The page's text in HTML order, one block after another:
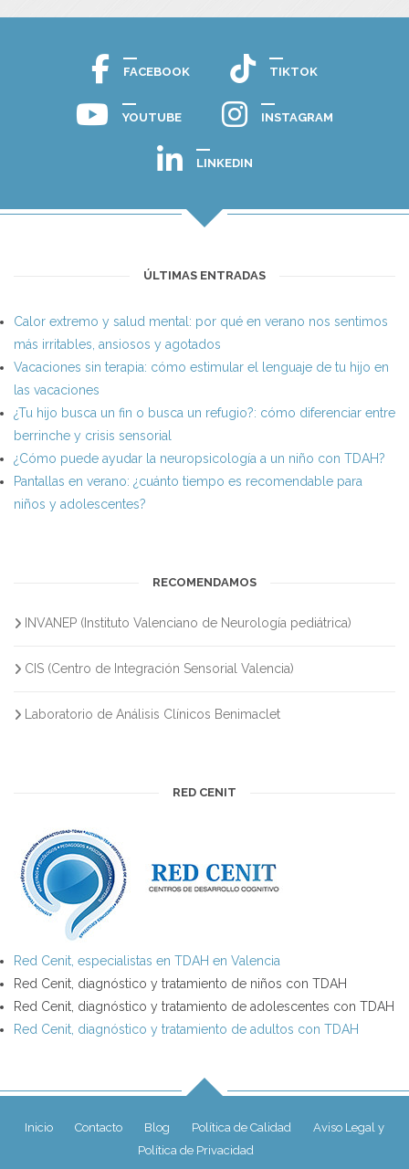
FACEBOOK TIKTOK
YOUTUBE INSTAGRAM
LINKEDIN
ÚLTIMAS ENTRADAS
Calor extremo y salud mental: por qué en verano nos sentimos
más irritables, ansiosos y agotados
Vacaciones sin terapia: cómo estimular el lenguaje de tu hijo en
las vacaciones
¿Tu hijo busca un fin o busca un refugio?: cómo diferenciar entre
berrinche y crisis sensorial
¿Cómo puede ayudar la neuropsicología a un niño con TDAH?
Pantallas en verano: ¿cuánto tiempo es recomendable para
niños y adolescentes?
RECOMENDAMOS
INVANEP (Instituto Valenciano de Neurología pediátrica)
CIS (Centro de Integración Sensorial Valencia)
Laboratorio de Análisis Clínicos Benimaclet
RED CENIT
Red Cenit, especialistas en TDAH en Valencia
Red Cenit, diagnóstico y tratamiento de niños con TDAH
Red Cenit, diagnóstico y tratamiento de adolescentes con TDAH
Red Cenit, diagnóstico y tratamiento de adultos con TDAH
Inicio Contacto Blog Política de Calidad
Aviso Legal y
Política de Privacidad